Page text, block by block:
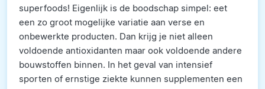
superfoods! Eigenlijk is de boodschap simpel: eet
een zo groot mogelijke variatie aan verse en
onbewerkte producten. Dan krijg je niet alleen
voldoende antioxidanten maar ook voldoende andere
bouwstoffen binnen. In het geval van intensief
sporten of ernstige ziekte kunnen supplementen een